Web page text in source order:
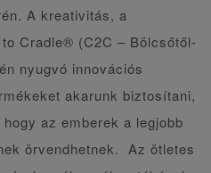
A kreativitás, a
Cradle® (C2C – Bölcsőtől-
nyugvó innovációs
akarunk biztosítani,
az emberek a legjobb
örvendhetnek. Az ötletes